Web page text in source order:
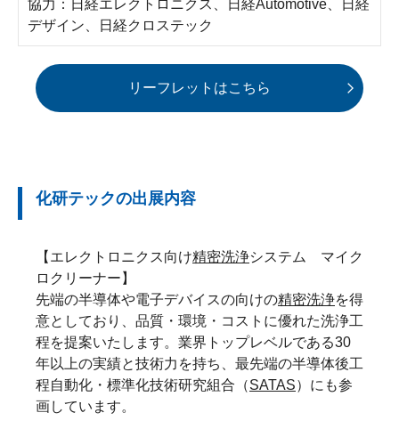
協力：日経エレクトロニクス、日経Automotive、日経
デザイン、日経クロステック
リーフレットはこちら
化研テックの出展内容
【エレクトロニクス向け精密洗浄システム マイク
ロクリーナー】
先端の半導体や電子デバイスの向けの精密洗浄を得
意としており、品質・環境・コストに優れた洗浄工
程を提案いたします。業界トップレベルである30
年以上の実績と技術力を持ち、最先端の半導体後工
程自動化・標準化技術研究組合（SATAS）にも参
画しています。